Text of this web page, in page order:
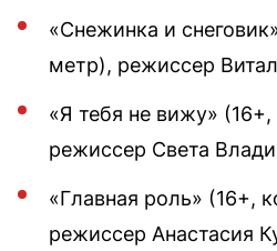
«Снежинка и
метр), режиссер
«Я тебя не вижу»
режиссер Света
«Главная роль» (16+,
режиссер Анастасия